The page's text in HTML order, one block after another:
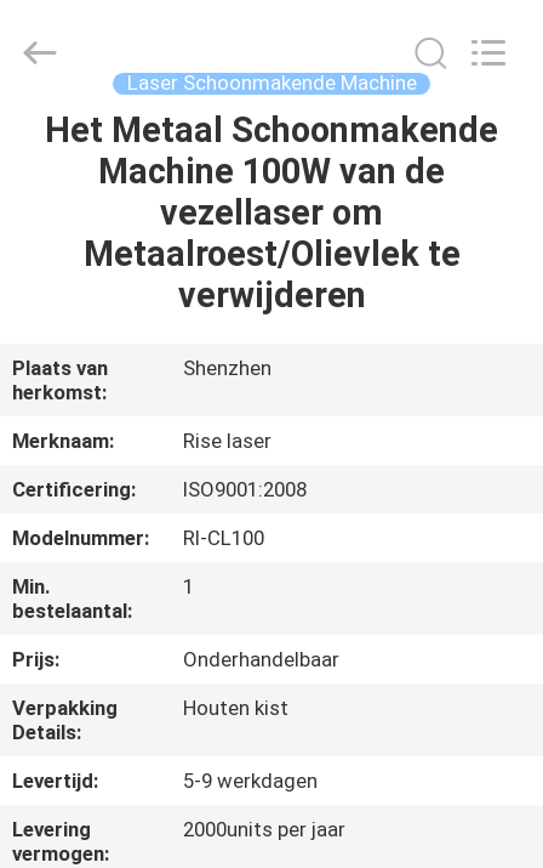
HUIS
PRODUCTEN
OVER
ONS
FABRIEKSRONDLEIDING
KWALITEITSCONTROLE
NEEM
CONTACT
ONS
OP
Technology
Laser Schoonmakende Machine
Het Metaal Schoonmakende
Machine 100W van de
vezellaser om
Metaalroest/Olievlek te
verwijderen
Plaats van
herkomst:
Shenzhen
Merknaam:
Rise laser
Certificering:
ISO9001:2008
Modelnummer:
Rl-CL100
Min.
bestelaantal:
1
Prijs:
Onderhandelbaar
Verpakking
Details:
Houten kist
Levertijd:
5-9 werkdagen
Levering
vermogen:
2000units per jaar